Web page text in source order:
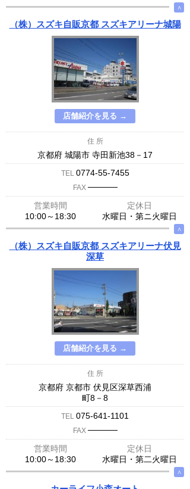
∧
（株）スズキ自販京都 スズキアリーナ城陽
店舗紹介を見る →
住 所
京都府 城陽市 寺田新池38－17
TEL 0774-55-7455
FAX ─────
営業時間
定休日
10:00～18:30
水曜日・第ニ火曜日
∧
（株）スズキ自販京都 スズキアリーナ伏見
深草
店舗紹介を見る →
住 所
京都府 京都市 伏見区深草西浦
町8－8
TEL 075-641-1101
FAX ─────
営業時間
定休日
10:00～18:30
水曜日・第二火曜日
∧